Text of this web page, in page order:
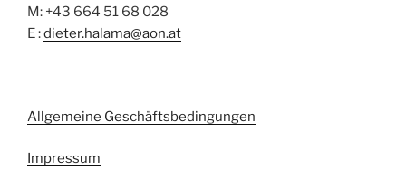
M: +43 664 51 68 028
E :dieter.halama@aon.at
Allgemeine Geschäftsbedingungen
Impressum